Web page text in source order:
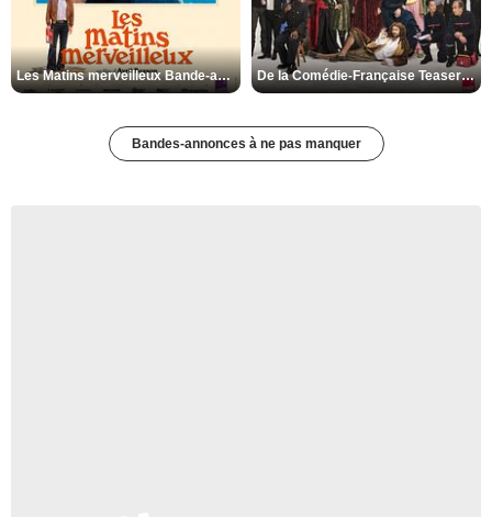
Les Matins merveilleux Bande-annonce VF De la Comédie-Française Teaser VF
Bandes-annonces à ne pas manquer